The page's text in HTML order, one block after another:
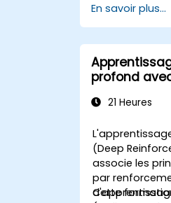
génération
Appliquer
scénarios
que
Optimiser
stabilité
En savoir plus...
profond
21 Heures
(Deep
associe les
par
Cette